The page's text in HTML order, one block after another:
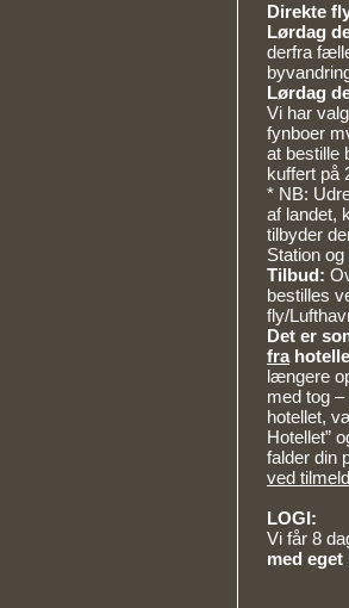
Direkte
Lørdag
derfra
Lørdag
Vi har
fynboer
at bestille
kuffert på
* NB:
af landet,
tilbyder
Station
Tilbud:
bestilles
fly/
Det er
fra
længere
med tog
hotellet,
Hotellet”
falder din
ved
LOGI:
Vi får 8
med eget